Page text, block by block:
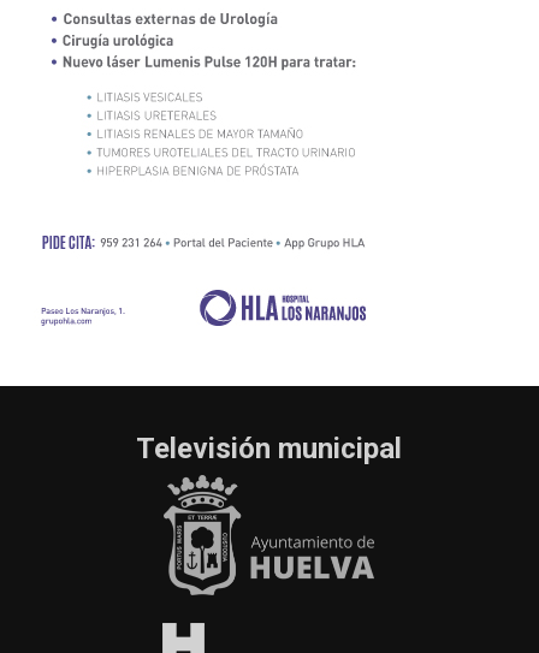
Televisión municipal